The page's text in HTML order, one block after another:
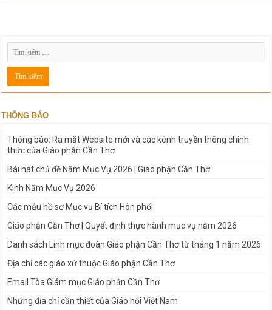
THÔNG BÁO
Thông báo: Ra mắt Website mới và các kênh truyền thông chính
thức của Giáo phận Cần Thơ
Bài hát chủ đề Năm Mục Vụ 2026 | Giáo phận Cần Thơ
Kinh Năm Mục Vụ 2026
Các mẫu hồ sơ Mục vụ Bí tích Hôn phối
Giáo phận Cần Thơ | Quyết định thực hành mục vụ năm 2026
Danh sách Linh mục đoàn Giáo phận Cần Thơ từ tháng 1 năm 2026
Địa chỉ các giáo xứ thuộc Giáo phận Cần Thơ
Email Tòa Giám mục Giáo phận Cần Thơ
Những địa chỉ cần thiết của Giáo hội Việt Nam